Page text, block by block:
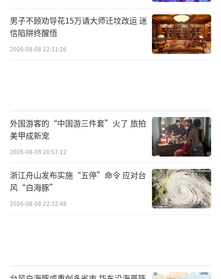
男子不顾劝导花15万请大师迁坟改运 迷
信陷阱终醒悟
2026-08-08 22:31:26
外国游客的“中国游三件套”火了 旅拍
美甲成新宠
2026-08-08 20:57:12
浙江舟山发布实施“五停”命令 应对台
风“白海豚”
2026-08-08 22:32:48